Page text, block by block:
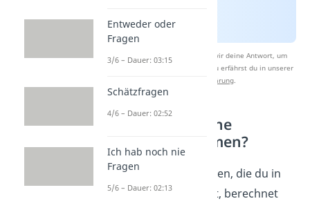
Nach Beantwortung speichern wir deine Antwort, um
Studyflix zu verbessern. Mehr dazu erfährst du in unserer
Datenschutzerklärung.
Wie setzt sich eine
Endnote zusammen?
Aus den einzelnen Noten, die du in
einem Fach bekommst, berechnet
Entweder oder
Fragen
3/6 – Dauer: 03:15
Schätzfragen
4/6 – Dauer: 02:52
Ich hab noch nie
Fragen
5/6 – Dauer: 02:13